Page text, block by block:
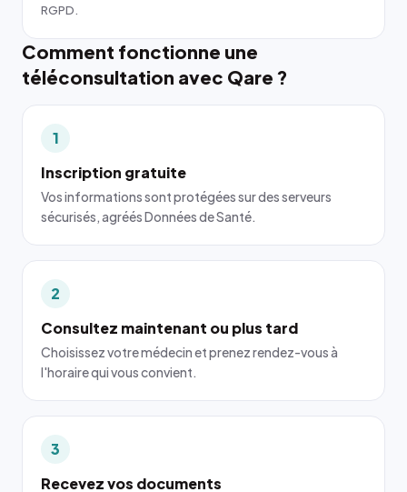
RGPD.
Comment fonctionne une
téléconsultation avec Qare ?
1
Inscription gratuite
Vos informations sont protégées sur des serveurs
sécurisés, agréés Données de Santé.
2
Consultez maintenant ou plus tard
Choisissez votre médecin et prenez rendez-vous à
l'horaire qui vous convient.
3
Recevez vos documents